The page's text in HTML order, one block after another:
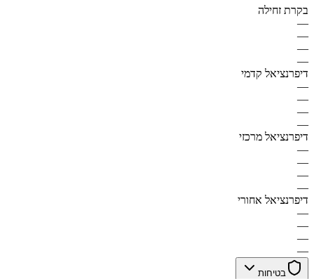
בקרת זחילה
—
—
—
—
דיפרנציאל קדמי
—
—
—
—
דיפרנציאל מרכזי
—
—
—
—
דיפרנציאל אחורי
—
—
—
—
בטיחות